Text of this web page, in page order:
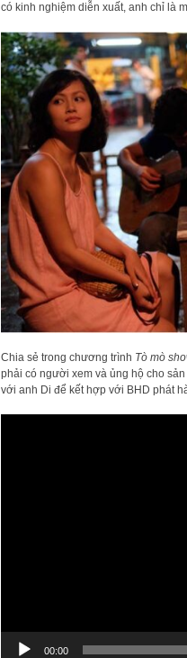
có kinh nghiệm diễn xuất, anh chỉ là
Chia sẻ trong chương trình Tò mò
phải có người xem và ủng hộ cho
với anh Di để kết hợp với BHD phát
00:00